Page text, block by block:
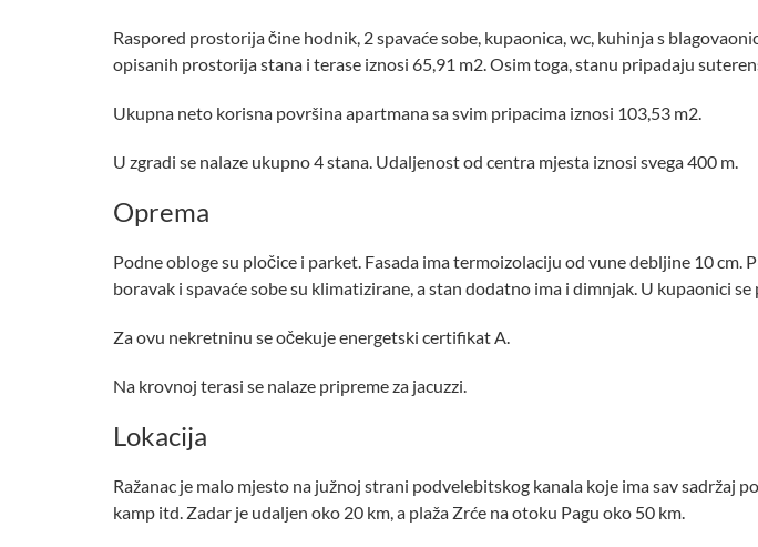
Raspored prostorija čine hodnik, 2 spavaće sobe, kupaonica, wc, kuhinja s
opisanih prostorija stana i terase iznosi 65,91 m2. Osim toga, stanu pripadaju
Ukupna neto korisna površina apartmana sa svim pripacima iznosi 103,53 m2.
U zgradi se nalaze ukupno 4 stana. Udaljenost od centra mjesta iznosi svega 400 m.
Oprema
Podne obloge su pločice i parket. Fasada ima termoizolaciju od vune debljine 10
boravak i spavaće sobe su klimatizirane, a stan dodatno ima i dimnjak. U kupaonici
Za ovu nekretninu se očekuje energetski certifikat A.
Na krovnoj terasi se nalaze pripreme za jacuzzi.
Lokacija
Ražanac je malo mjesto na južnoj strani podvelebitskog kanala koje ima sav
kamp itd. Zadar je udaljen oko 20 km, a plaža Zrće na otoku Pagu oko 50 km.